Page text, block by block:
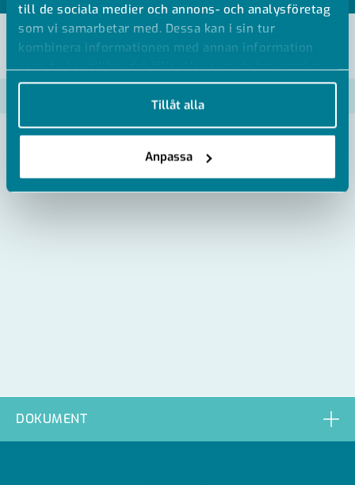
till de sociala medier och annons- och analysföretag
som vi samarbetar med. Dessa kan i sin tur
kombinera informationen med annan information
som du har tillhandahållit eller som de har samlat in
när du har använt deras tjänster.
Tillåt alla
Anpassa
VISA ALLA MÅTT +
0182620163
DOKUMENT